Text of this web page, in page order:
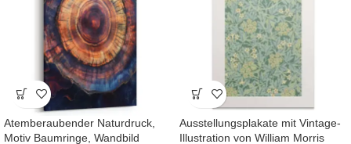
Atemberaubender Naturdruck,
Motiv Baumringe, Wandbild
Ausstellungsplakate mit Vintage-
Illustration von William Morris